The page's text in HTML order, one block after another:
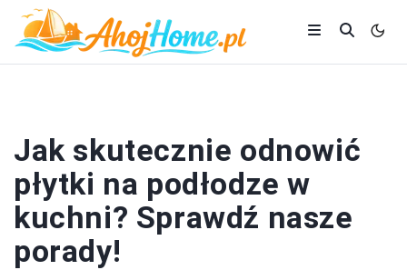
Jak skutecznie odnowić
płytki na podłodze w
kuchni? Sprawdź nasze
porady!